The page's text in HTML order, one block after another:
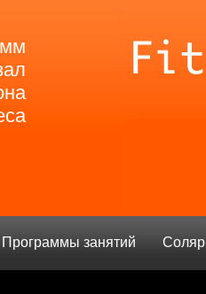
Программы занятий